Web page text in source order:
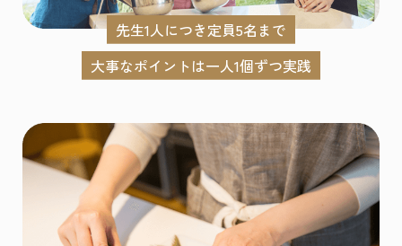
先生1人につき定員5名まで
大事なポイントは一人1個ずつ実践